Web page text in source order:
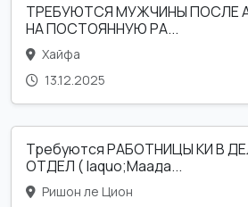
ТРЕБУЮТСЯ МУЖЧИНЫ ПОСЛЕ
НА ПОСТОЯННУЮ РА...
Хайфа
13.12.2025
Требуются РАБОТНИЦЫ КИ В
ОТДЕЛ ( laquo;Маада...
Ришон ле Цион